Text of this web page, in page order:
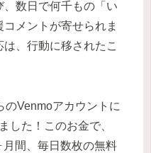
数日で何千もの「い
メントが寄せられま
、行動に移されたこ
のVenmoアカウントに
した！このお金で、
間、毎日数枚の無料